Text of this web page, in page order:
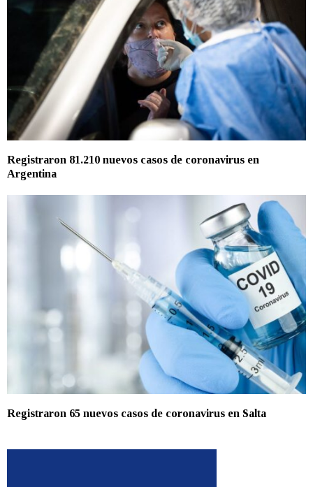
Registraron 81.210 nuevos casos de coronavirus en
Argentina
Registraron 65 nuevos casos de coronavirus en Salta